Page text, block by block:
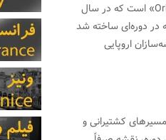
این تصویر بازتولید نقشه دو نیم‌کره‌ای مشهور پتروس پلانسیوس با عنوان لاتینی «Orbis Terrarum Typus De Integro Multis In Locis Emendatus» است که در سال
در دوره‌ای ساخته شد
اروپایی
کشتیرانی و